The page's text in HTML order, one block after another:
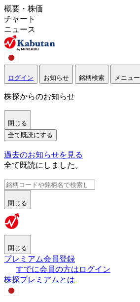
概要・株価
チャート
ニュース
ログイン お知らせ 銘柄検索 メニュー
株探からのお知らせ
閉じる
全て既読にする
過去のお知らせを見る
全て既読にしました。
閉じる
閉じる
プレミアム会員登録
すでに会員の方はログイン
株探プレミアムとは